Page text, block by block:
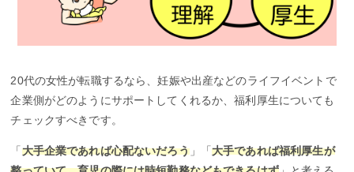
20代の女性が転職するなら、妊娠や出産などのライフイベントで
企業側がどのようにサポートしてくれるか、福利厚生についても
チェックすべきです。
「 大手企業であれば心配ないだろう」「大手であれば福利厚生が